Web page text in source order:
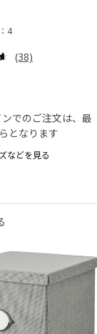
ュー数:
4
レビュー: 4.6
(38)
でのご注文は、最
となります
などを見る
FEJKA フェイカ,